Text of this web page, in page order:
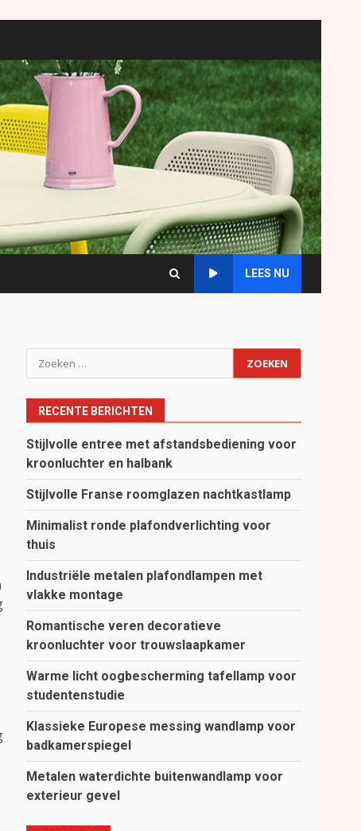
LEES NU
Zoeken
naar:
RECENTE BERICHTEN
Stijlvolle entree met afstandsbediening voor
kroonluchter en halbank
Stijlvolle Franse roomglazen nachtkastlamp
Minimalist ronde plafondverlichting voor
thuis
Industriële metalen plafondlampen met
vlakke montage
Romantische veren decoratieve
kroonluchter voor trouwslaapkamer
Warme licht oogbescherming tafellamp voor
studentenstudie
Klassieke Europese messing wandlamp voor
badkamerspiegel
Metalen waterdichte buitenwandlamp voor
exterieur gevel